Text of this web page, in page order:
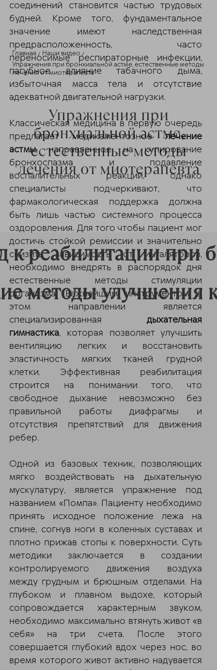
Главная
Наши видео
Упражнения при бронхиальной астме, естественные методы
лечения от миотерапевта
Упражнения при
бронхиальной астме,
естественные методы
лечения от миотерапевта
реабилитации при
методы улучшения
соединений становится частью трудовых
будней. Кроме того, фундаментальное
значение имеют наследственная
предрасположенность, часто
переносимые респираторные инфекции,
пагубное влияние табачного дыма,
избыточная масса тела и отсутствие
адекватной двигательной нагрузки.
Классическая медицина в первую очередь
предлагает медикаментозноелечение
астмы, направленное на купирование
бронхоспазма и подавление
воспалительных реакций, однако
специалисты подчеркивают, что
фармакологическая поддержка должна
быть лишь частью системного процесса
оздоровления. Для того чтобы пациент мог
достичь стойкой ремиссии и значительно
снизить зависимость от ингаляторов,
необходимо внедрять в распорядок дня
естественные методы стимуляции
организма. Важнейшим инструментом в
этом направлении является
специализированная дыхательная
гимнастика, которая позволяет улучшить
вентиляцию легких и восстановить
эластичность мягких тканей грудной
клетки. Эффективная реабилитация
строится на понимании того, что
свободное дыхание невозможно без
правильной работы диафрагмы и
отсутствия препятствий для движения
ребер.
Одной из базовых техник, позволяющих
мягко воздействовать на дыхательную
мускулатуру, является упражнение под
названием «Помпа». Пациенту необходимо
принять исходное положение лежа на
спине, согнув ноги в коленных суставах и
плотно прижав стопы к поверхности. Суть
методики заключается в создании
контролируемого движения воздуха
между грудным и брюшным отделами. На
глубоком и плавном выдохе, который
сопровождается характерным звуком,
необходимо максимально втянуть живот «в
себя» на три счета. После этого
совершается глубокий вдох через нос, во
время которого живот активно надувается